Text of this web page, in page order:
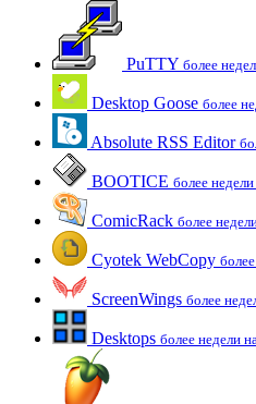
PuTTY более
Desktop Goose более
Absolute RSS Editor
BOOTICE более недели
ComicRack более
Cyotek WebCopy
ScreenWings более
Desktops более недели